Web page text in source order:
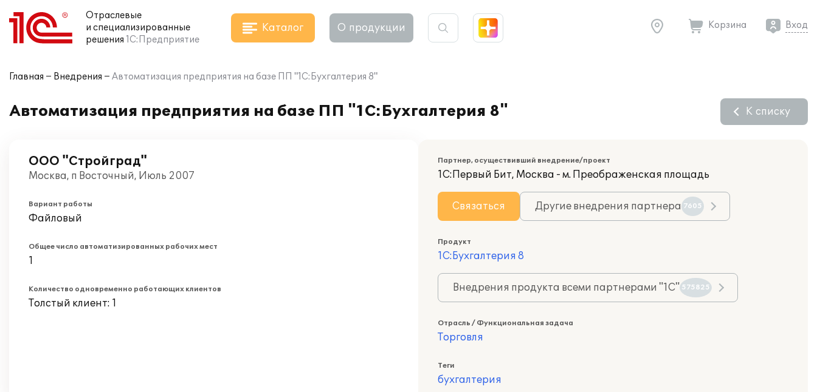
Отраслевые
и специализированные
решения 1С:Предприятие
Каталог О продукции Корзина Вход
Главная Внедрения Автоматизация предприятия на базе ПП "1С:Бухгалтерия 8"
Автоматизация предприятия на базе ПП "1С:Бухгалтерия 8" К списку
ООО "Стройград"
Москва, п Восточный, Июль 2007
Вариант работы
Файловый
Общее число автоматизированных рабочих мест
1
Количество одновременно работающих клиентов
Толстый клиент: 1
Партнер, осуществивший внедрение/проект
1С:Первый Бит, Москва - м. Преображенская площадь
Связаться Другие внедрения партнера 7605
Продукт
1С:Бухгалтерия 8
Внедрения продукта всеми партнерами "1С" 575825
Отрасль / Функциональная задача
Торговля
Теги
бухгалтерия